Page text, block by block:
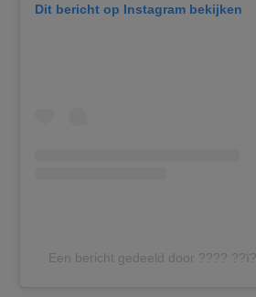
Dit bericht op Instagram bekijken
Een bericht gedeeld door ????